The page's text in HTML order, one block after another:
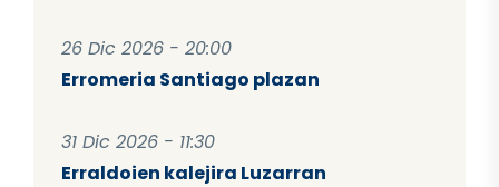
26 Dic 2026 - 20:00
Erromeria Santiago plazan
31 Dic 2026 - 11:30
Erraldoien kalejira Luzarran